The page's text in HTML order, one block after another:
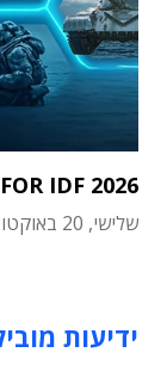
IDF 2026
שלישי, 20 באוקטובר 2026
ידיעות